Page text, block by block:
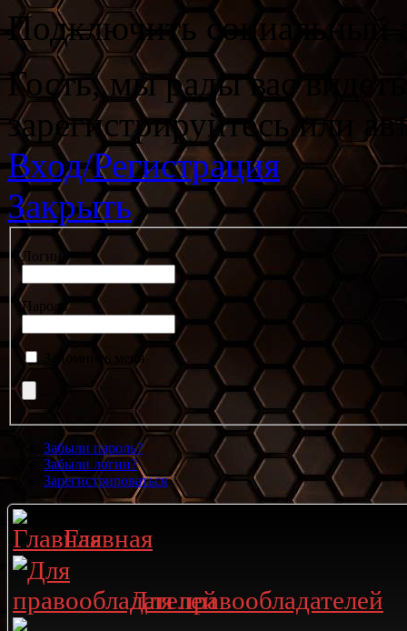
Подключить социальный
Гость, мы рады вас
зарегистрируйтесь или
Вход/Регистрация
Закрыть
Логин
Пароль
Запомнить меня
Забыли пароль?
Забыли логин?
Зарегистрироваться
Главная
Для правообладателей